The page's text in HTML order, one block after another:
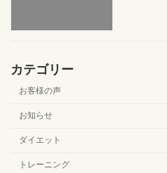
カテゴリー
お客様の声
お知らせ
ダイエット
トレーニング